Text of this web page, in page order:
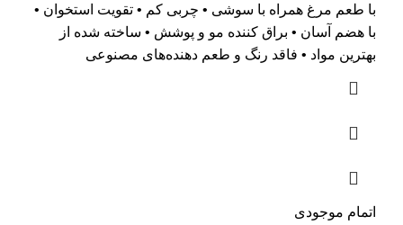
با طعم مرغ همراه با سوشی • چربی کم • تقویت استخوان •
با هضم آسان • براق کننده مو و پوشش • ساخته شده از
بهترین مواد • فاقد رنگ و طعم دهنده‌های مصنوعی
اتمام موجودی